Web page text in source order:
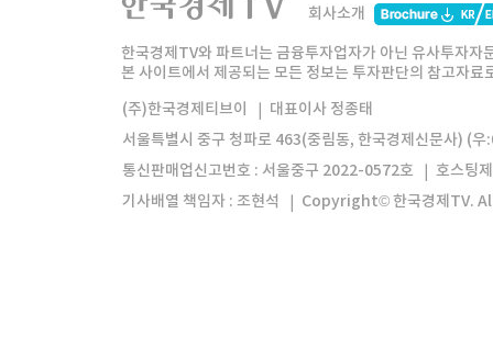
한경미디어그룹 한국경제신문 한국경제
모바일앱 한국경제TV앱
회사소개
한국경제TV와 파트너는 금융투자업자가 아닌 유사투자
본 사이트에서 제공되는 모든 정보는 투자판단의 참고자
(주)한국경제티브이
대표이사 정종태
서울특별시 중구 청파로 463(중림동, 한국경제신문사) (
통신판매업신고번호 : 서울중구 2022-0572호
호스팅
기사배열 책임자 : 조현석
Copyright© 한국경제TV.